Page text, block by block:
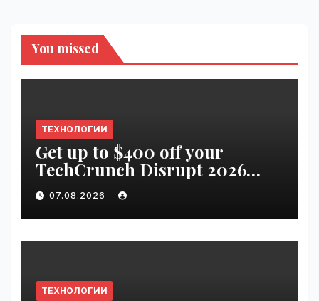
You missed
ТЕХНОЛОГИИ
Get up to $400 off your
TechCrunch Disrupt 2026
pass until tomorrow |
VseTime.ru
07.08.2026
ТЕХНОЛОГИИ